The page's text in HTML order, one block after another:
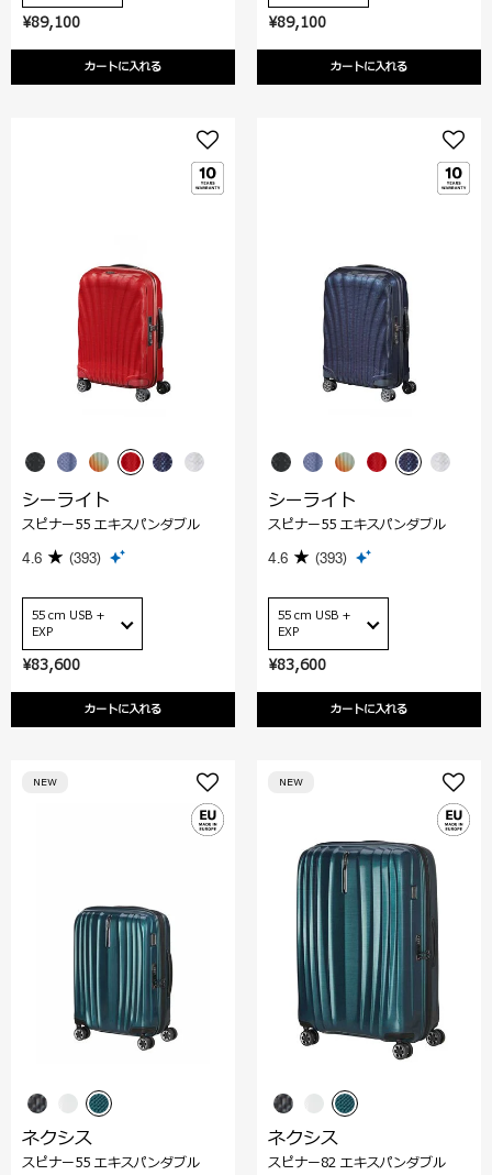
¥89,100
カートに入れる
¥89,100
カートに入れる
¥83,600
カートに入れる
シーライト
スピナー55 エキスパンダブル
4.6 (393)
55 cm USB +
EXP
¥83,600
カートに入れる
シーライト
スピナー55 エキスパンダブル
4.6 (393)
55 cm USB +
EXP
NEW
ネクシス
スピナー55 エキスパンダブル
NEW
ネクシス
スピナー82 エキスパンダブル